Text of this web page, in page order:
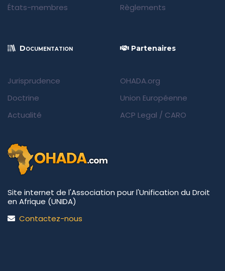
États-membres
Règlements
Documentation
Jurisprudence
Doctrine
Actualité
Partenaires
OHADA.org
Union Européenne
ACP Legal / CARO
Site internet de l'Association pour l'Unification du Droit
en Afrique (UNIDA)
Contactez-nous